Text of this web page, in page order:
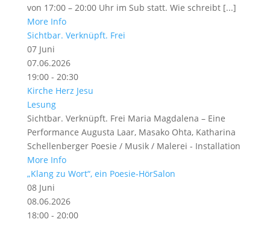
von 17:00 – 20:00 Uhr im Sub statt. Wie schreibt [...]
More Info
Sichtbar. Verknüpft. Frei
07 Juni
07.06.2026
19:00 - 20:30
Kirche Herz Jesu
Lesung
Sichtbar. Verknüpft. Frei Maria Magdalena – Eine
Performance Augusta Laar, Masako Ohta, Katharina
Schellenberger Poesie / Musik / Malerei - Installation
More Info
„Klang zu Wort“, ein Poesie-HörSalon
08 Juni
08.06.2026
18:00 - 20:00